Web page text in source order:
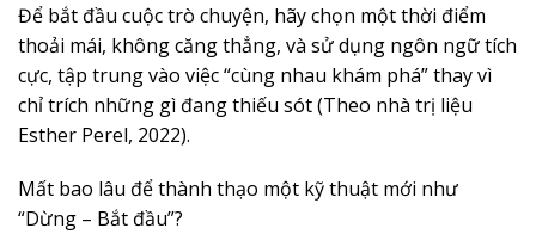
Để bắt đầu cuộc trò chuyện, hãy chọn một thời điểm
thoải mái, không căng thẳng, và sử dụng ngôn ngữ tích
cực, tập trung vào việc “cùng nhau khám phá” thay vì
chỉ trích những gì đang thiếu sót (Theo nhà trị liệu
Esther Perel, 2022).
Mất bao lâu để thành thạo một kỹ thuật mới như
“Dừng – Bắt đầu”?